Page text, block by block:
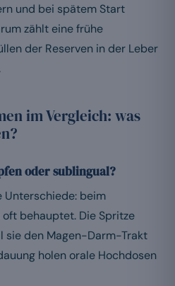
und bei spätem Start
zählt eine frühe
der Reserven in der Leber
im Vergleich: was
oder sublingual?
Unterschiede: beim
behauptet. Die Spritze
sie den Magen-Darm-Trakt
holen orale Hochdosen